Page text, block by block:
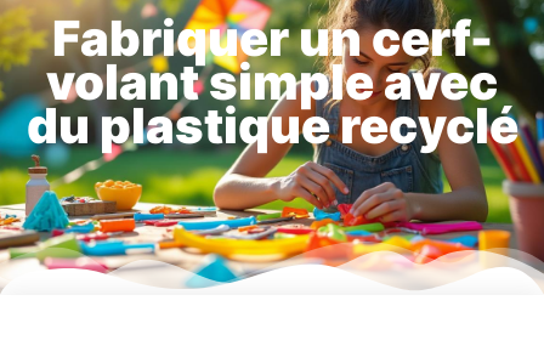
Fabriquer un cerf-
volant simple avec
du plastique recyclé